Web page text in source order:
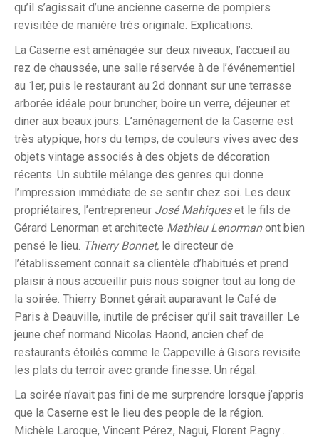
qu’il s’agissait d’une ancienne caserne de pompiers
revisitée de manière très originale. Explications.
La Caserne est aménagée sur deux niveaux, l’accueil au
rez de chaussée, une salle réservée à de l’événementiel
au 1er, puis le restaurant au 2d donnant sur une terrasse
arborée idéale pour bruncher, boire un verre, déjeuner et
diner aux beaux jours. L’aménagement de la Caserne est
très atypique, hors du temps, de couleurs vives avec des
objets vintage associés à des objets de décoration
récents. Un subtile mélange des genres qui donne
l’impression immédiate de se sentir chez soi. Les deux
propriétaires, l’entrepreneur José Mahiqueset le fils de
Gérard Lenorman et architecte Mathieu Lenormanont bien
pensé le lieu. Thierry Bonnet, le directeur de
l’établissement connait sa clientèle d’habitués et prend
plaisir à nous accueillir puis nous soigner tout au long de
la soirée. Thierry Bonnet gérait auparavant le Café de
Paris à Deauville, inutile de préciser qu’il sait travailler. Le
jeune chef normand Nicolas Haond, ancien chef de
restaurants étoilés comme le Cappeville à Gisors revisite
les plats du terroir avec grande finesse. Un régal.
La soirée n’avait pas fini de me surprendre lorsque j’appris
que la Caserne est le lieu des people de la région.
Michèle Laroque, Vincent Pérez, Nagui, Florent Pagny…